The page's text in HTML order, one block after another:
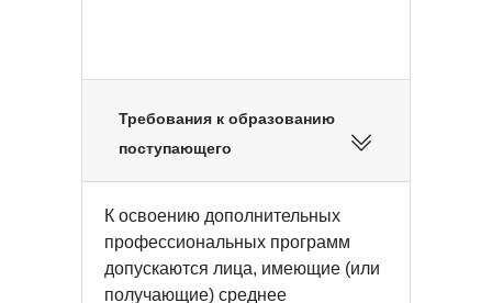
Требования к образованию
поступающего
К освоению дополнительных
профессиональных программ
допускаются лица, имеющие (или
получающие) среднее